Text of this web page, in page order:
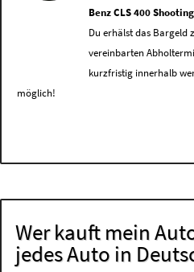
Benz CLS 400
Du erhälst das Bargeld
vereinbarten
kurzfristig innerhalb
möglich!
Wer kauft mein
jedes Auto in